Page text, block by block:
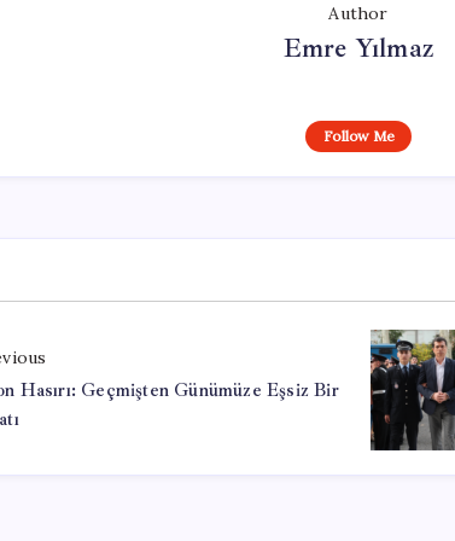
Author
Emre Yılmaz
Follow Me
Hasırı: Geçmişten Günümüze Eşsiz Bir